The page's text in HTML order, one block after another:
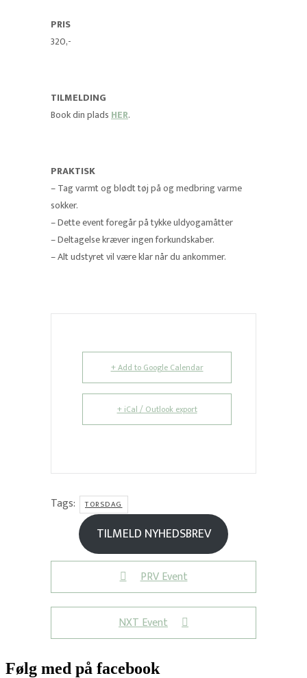
PRIS
320,-
TILMELDING
Book din pladsHER.
PRAKTISK
– Tag varmt og blødt tøj på og medbring varme
sokker.
– Dette event foregår på tykke uldyogamåtter
– Deltagelse kræver ingen forkundskaber.
– Alt udstyret vil være klar når du ankommer.
+ Add to Google Calendar
+ iCal / Outlook export
Tags: TORSDAG
TILMELD NYHEDSBREV
PRV Event
NXT Event
Følg med på facebook